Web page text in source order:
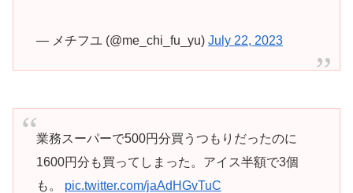
— メチフユ (@me_chi_fu_yu) July 22, 2023
業務スーパーで500円分買うつもりだったのに
1600円分も買ってしまった。アイス半額で3個
も。 pic.twitter.com/jaAdHGvTuC